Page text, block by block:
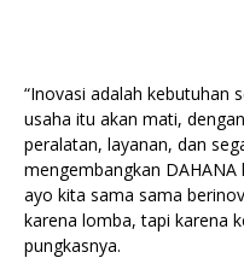
“Inovasi adalah kebutuhan
usaha itu akan mati,
peralatan, layanan, dan
mengembangkan
ayo kita sama sama
karena lomba, tapi karena
pungkasnya.